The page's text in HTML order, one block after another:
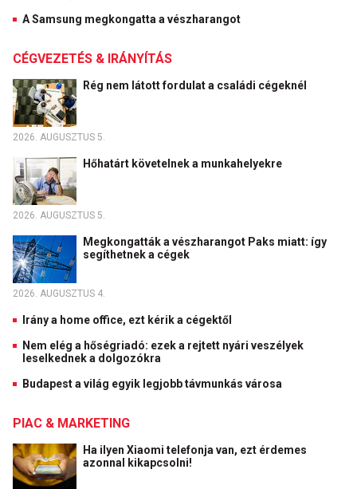
A Samsung megkongatta a vészharangot
CÉGVEZETÉS & IRÁNYÍTÁS
Rég nem látott fordulat a családi cégeknél
2026. AUGUSZTUS 5.
Hőhatárt követelnek a munkahelyekre
2026. AUGUSZTUS 5.
Megkongatták a vészharangot Paks miatt: így
segíthetnek a cégek
2026. AUGUSZTUS 4.
Irány a home office, ezt kérik a cégektől
Nem elég a hőségriadó: ezek a rejtett nyári veszélyek
leselkednek a dolgozókra
Budapest a világ egyik legjobb távmunkás városa
PIAC & MARKETING
Ha ilyen Xiaomi telefonja van, ezt érdemes
azonnal kikapcsolni!